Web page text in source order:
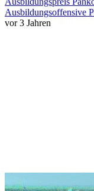
Ausbildungsoffensive
vor 3 Jahren